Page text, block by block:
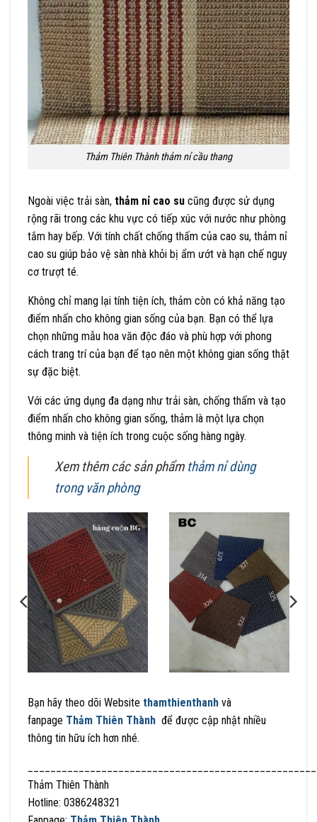
Thảm Thiên Thành thảm nỉ cầu thang
Ngoài việc trải sàn, thảm nỉ cao su cũng được sử dụng
rộng rãi trong các khu vực có tiếp xúc với nước như phòng
tắm hay bếp. Với tính chất chống thấm của cao su, thảm nỉ
cao su giúp bảo vệ sàn nhà khỏi bị ẩm ướt và hạn chế nguy
cơ trượt té.
Không chỉ mang lại tính tiện ích, thảm còn có khả năng tạo
điểm nhấn cho không gian sống của bạn. Bạn có thể lựa
chọn những mẫu hoa văn độc đáo và phù hợp với phong
cách trang trí của bạn để tạo nên một không gian sống thật
sự đặc biệt.
Với các ứng dụng đa dạng như trải sàn, chống thấm và tạo
điểm nhấn cho không gian sống, thảm là một lựa chọn
thông minh và tiện ích trong cuộc sống hàng ngày.
Xem thêm các sản phẩm thảm nỉ dùng
trong văn phòng
Bạn hãy theo dõi Website thamthienthanh và
fanpage Thảm Thiên Thành để được cập nhật nhiều
thông tin hữu ích hơn nhé.
Thảm Thiên Thành
Hotline: 0386248321